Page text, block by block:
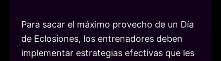
Para sacar el máximo provecho de un Día
de Eclosiones, los entrenadores deben
implementar estrategias efectivas que les